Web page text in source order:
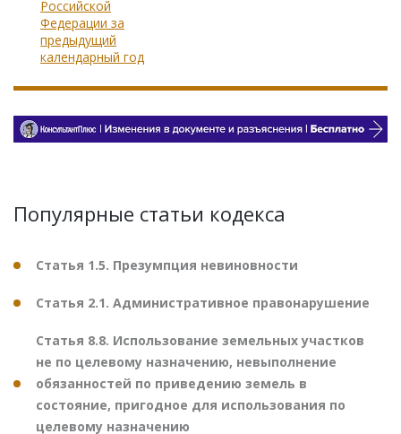
Российской
Федерации за
предыдущий
календарный год
Популярные статьи кодекса
Статья 1.5. Презумпция невиновности
Статья 2.1. Административное правонарушение
Статья 8.8. Использование земельных участков
не по целевому назначению, невыполнение
обязанностей по приведению земель в
состояние, пригодное для использования по
целевому назначению